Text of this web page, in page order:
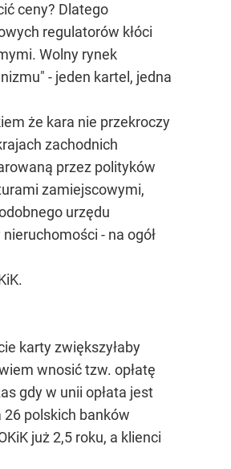
ceny? Dlatego
regulatorów kłóci
Wolny rynek
- jeden kartel, jedna
że kara nie przekroczy
zachodnich
przez polityków
zamiejscowymi,
urzędu
- na ogół
karty zwiększyłaby
wnosić tzw. opłatę
gdy w unii opłata jest
26 polskich banków
już 2,5 roku, a klienci